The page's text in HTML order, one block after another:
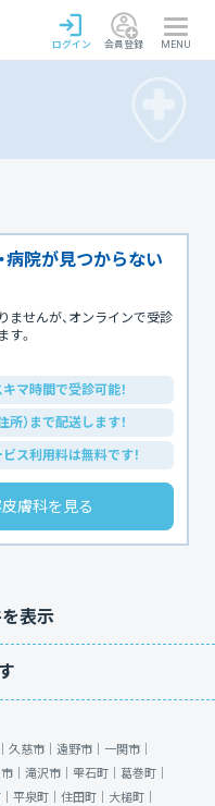
ログイン 会員登録 MENU
病院が見つからない
ませんが、オンラインで受診
。
マ時間で受診可能！
所）まで配送します！
ス利用料は無料です！
膚科を見る
表示
久慈市｜ 遠野市｜ 一関市｜
｜ 滝沢市｜ 雫石町｜ 葛巻町｜
平泉町｜ 住田町｜ 大槌町｜